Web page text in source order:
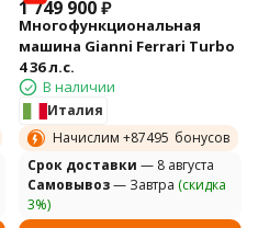
1 749 900₽
Многофункциональная
машина Gianni Ferrari Turbo
4 36 л.с.
В наличии
Италия
Начислим +87495 бонусов
Cрок доставки — 8 августа
Самовывоз— Завтра (скидка
3%)